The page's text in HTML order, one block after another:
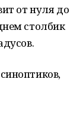
от нуля до
столбик